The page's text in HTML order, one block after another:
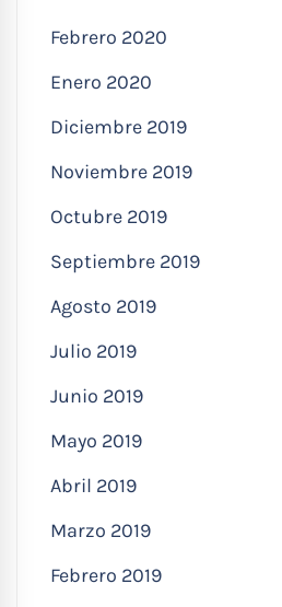
Febrero 2020
Enero 2020
Diciembre 2019
Noviembre 2019
Octubre 2019
Septiembre 2019
Agosto 2019
Julio 2019
Junio 2019
Mayo 2019
Abril 2019
Marzo 2019
Febrero 2019